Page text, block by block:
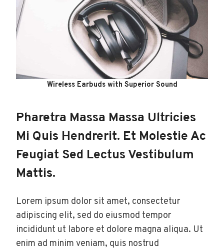
Wireless Earbuds with Superior Sound
Pharetra Massa Massa Ultricies
Mi Quis Hendrerit. Et Molestie Ac
Feugiat Sed Lectus Vestibulum
Mattis.
Lorem ipsum dolor sit amet, consectetur
adipiscing elit, sed do eiusmod tempor
incididunt ut labore et dolore magna aliqua. Ut
enim ad minim veniam, quis nostrud